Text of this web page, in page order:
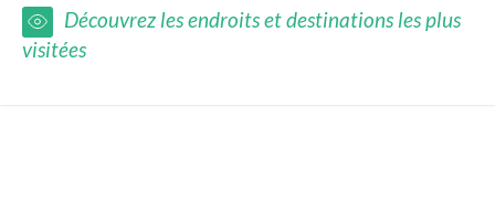
Découvrez les endroits et destinations les plus
visitées